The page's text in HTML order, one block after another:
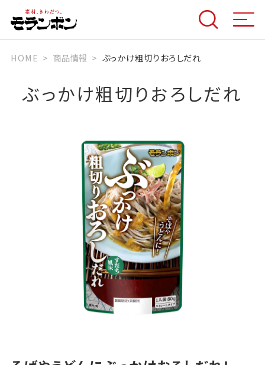
HOME 商品情報 ぶっかけ粗切りおろしだれ
ぶっかけ粗切りおろしだれ